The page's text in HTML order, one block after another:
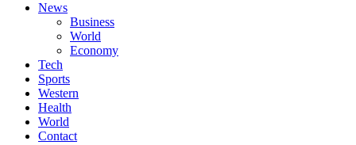
Membangun Bangsa Berpikir Positif
News
Business
World
Economy
Tech
Sports
Western
Health
World
Contact